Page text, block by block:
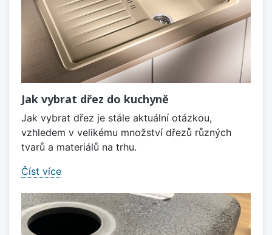
Jak vybrat dřez do kuchyně
Jak vybrat dřez je stále aktuální otázkou,
vzhledem v velikému množství dřezů různých
tvarů a materiálů na trhu.
Číst více